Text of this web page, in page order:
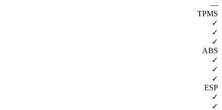
—
TPMS
✓
✓
✓
ABS
✓
✓
✓
ESP
✓
✓